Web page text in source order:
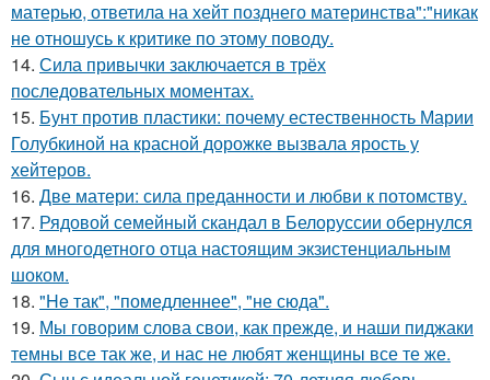
матерью, ответила на хейт позднего материнства":"никак
не отношусь к критике по этому поводу.
14. Сила привычки заключается в трёх
последовательных моментах.
15. Бунт против пластики: почему естественность Марии
Голубкиной на красной дорожке вызвала ярость у
хейтеров.
16. Две матери: сила преданности и любви к потомству.
17. Рядовой семейный скандал в Белоруссии обернулся
для многодетного отца настоящим экзистенциальным
шоком.
18. "He так", "помедленнее", "не сюда".
19. Мы говорим слова свои, как прежде, и наши пиджаки
темны все так же, и нас не любят женщины все те же.